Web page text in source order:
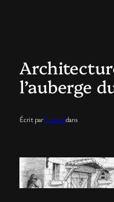
l’auberge
Écrit parRomaindans